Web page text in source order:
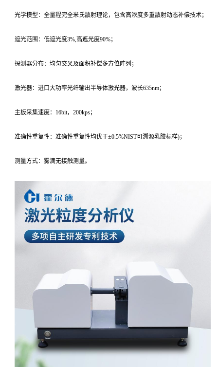
光学模型：全量程完全米氏散射理论，包含高浓度多重散射动态补偿技术；
遮光范围：低遮光度3%,高遮光度90%；
探测器分布：均匀交叉及面积补偿多方位阵列；
激光器：进口大功率光纤输出半导体激光器，波长635nm；
主板采集速度：16bit，200kps；
准确性重复性：准确性重复性均优于±0.5%NIST可溯源乳胶标样)；
测量方式：雾滴无接触测量。